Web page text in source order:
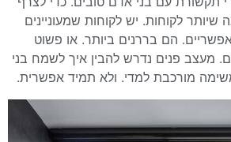
לקוחות. יש לקוחות שמעוניינים
הם בררנים ביותר. או פשוט
מעצב פנים נדרש להבין איך לשמח בני
מורכבת למדי. ולא תמיד אפשרית.